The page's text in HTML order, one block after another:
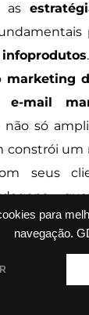
para
navegação.
as
marketing
e-mail
não só
constrói um
seus
pode
a um